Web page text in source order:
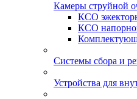
Камеры струйной
КСО
КСО
Системы сбора и
Устройства для